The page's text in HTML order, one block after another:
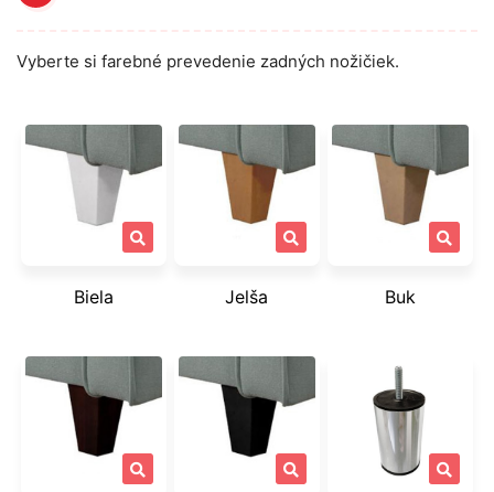
Vyberte si farebné prevedenie zadných nožičiek.
Biela Jelša Buk